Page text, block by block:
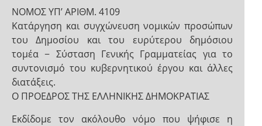
ΝΟΜΟΣ ΥΠ’ ΑΡΙΘΜ. 4109
Κατάργηση και συγχώνευση νομικών προσώπων
του Δημοσίου και του ευρύτερου δημόσιου
τομέα − Σύσταση Γενικής Γραμματείας για το
συντονισμό του κυβερνητικού έργου και άλλες
διατάξεις.
Ο ΠΡΟΕΔΡΟΣ ΤΗΣ ΕΛΛΗΝΙΚΗΣ ΔΗΜΟΚΡΑΤΙΑΣ
Εκδίδομε τον ακόλουθο νόμο που ψήφισε η